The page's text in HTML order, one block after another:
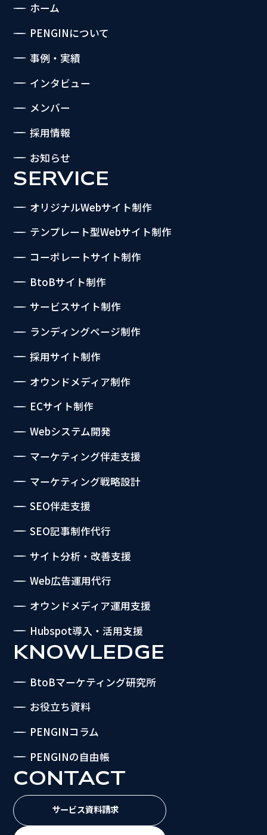
ホーム
PENGINについて
事例・実績
インタビュー
メンバー
採用情報
お知らせ
SERVICE
オリジナルWebサイト制作
テンプレート型Webサイト制作
コーポレートサイト制作
BtoBサイト制作
サービスサイト制作
ランディングページ制作
採用サイト制作
オウンドメディア制作
ECサイト制作
Webシステム開発
マーケティング伴走支援
マーケティング戦略設計
SEO伴走支援
SEO記事制作代行
サイト分析・改善支援
Web広告運用代行
オウンドメディア運用支援
Hubspot導入・活用支援
KNOWLEDGE
BtoBマーケティング研究所
お役立ち資料
PENGINコラム
PENGINの自由帳
CONTACT
サービス資料請求